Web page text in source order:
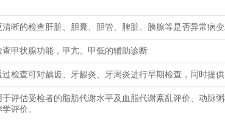
清晰的检查肝脏、胆囊、胆管、脾脏、胰腺等是否异常病变
查甲状腺功能，甲亢、甲低的辅助诊断
过检查可对龋齿、牙龈炎、牙周炎进行早期检查，同时提供
于评估受检者的脂肪代谢水平及血脂代谢紊乱评价、动脉
学评价。